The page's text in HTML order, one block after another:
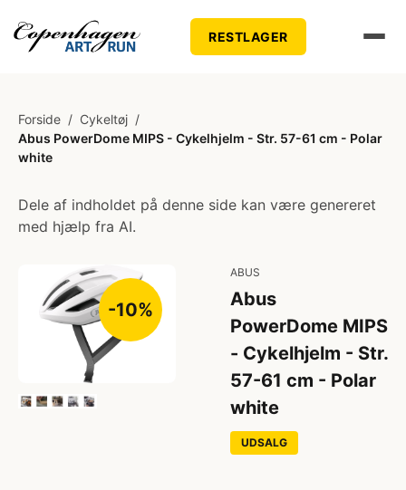
RESTLAGER
Forside / Cykeltøj /
Abus PowerDome MIPS - Cykelhjelm - Str. 57-61 cm - Polar
white
Dele af indholdet på denne side kan være genereret
med hjælp fra AI.
-10%
ABUS
Abus
PowerDome MIPS
- Cykelhjelm - Str.
57-61 cm - Polar
white
UDSALG